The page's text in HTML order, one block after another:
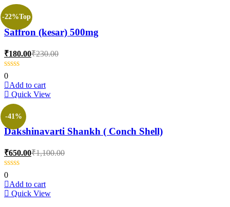
-22%Top
Saffron (kesar) 500mg
₹180.00Current
₹180.00.
₹230.00Original
0
Add to cart
Quick View
-41%
Dakshinavarti Shankh ( Conch Shell)
₹650.00Current
₹650.00.
₹1,100.00Original
0
Add to cart
Quick View